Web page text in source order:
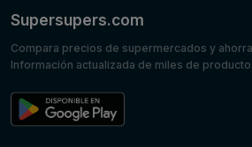
Supersupers.com
Compara precios de supermercados y
Información actualizada de miles de